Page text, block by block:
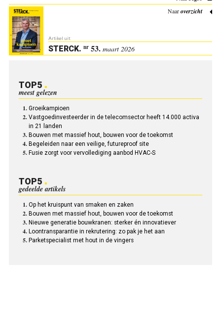
Naaroverzicht
Artikel uit:
STERCK. nr53. maart 2026
TOP5
meest gelezen
Groeikampioen
Vastgoedinvesteerder in de telecomsector heeft 14.000 activa
in 21 landen
Bouwen met massief hout, bouwen voor de toekomst
Begeleiden naar een veilige, futureproof site
Fusie zorgt voor vervollediging aanbod HVAC-S
TOP5
gedeelde artikels
Op het kruispunt van smaken en zaken
Bouwen met massief hout, bouwen voor de toekomst
Nieuwe generatie bouwkranen: sterker én innovatiever
Loontransparantie in rekrutering: zo pak je het aan
Parketspecialist met hout in de vingers